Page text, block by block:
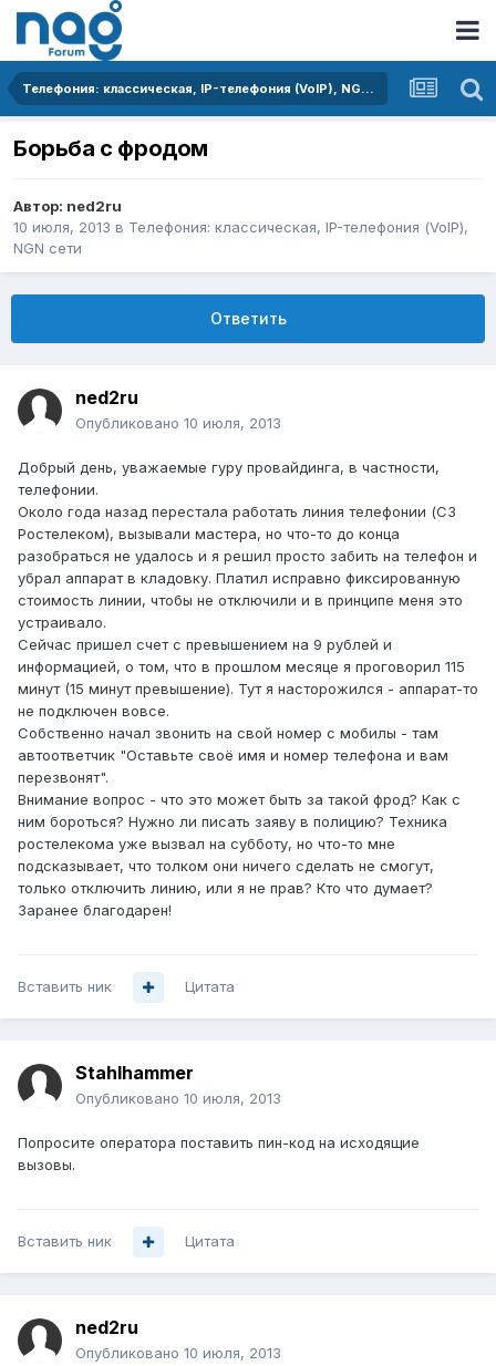
Телефония: классическая, IP-телефония (VoIP), NGN сети
Борьба с фродом
Автор: ned2ru
10 июля, 2013 в Телефония: классическая, IP-телефония (VoIP),
NGN сети
Ответить
ned2ru
Опубликовано 10 июля, 2013
Добрый день, уважаемые гуру провайдинга, в частности,
телефонии.
Около года назад перестала работать линия телефонии (СЗ
Ростелеком), вызывали мастера, но что-то до конца
разобраться не удалось и я решил просто забить на телефон и
убрал аппарат в кладовку. Платил исправно фиксированную
стоимость линии, чтобы не отключили и в принципе меня это
устраивало.
Сейчас пришел счет с превышением на 9 рублей и
информацией, о том, что в прошлом месяце я проговорил 115
минут (15 минут превышение). Тут я насторожился - аппарат-то
не подключен вовсе.
Собственно начал звонить на свой номер с мобилы - там
автоответчик "Оставьте своё имя и номер телефона и вам
перезвонят".
Внимание вопрос - что это может быть за такой фрод? Как с
ним бороться? Нужно ли писать заяву в полицию? Техника
ростелекома уже вызвал на субботу, но что-то мне
подсказывает, что толком они ничего сделать не смогут,
только отключить линию, или я не прав? Кто что думает?
Заранее благодарен!
Вставить ник Цитата
Stahlhammer
Опубликовано 10 июля, 2013
Попросите оператора поставить пин-код на исходящие
вызовы.
Вставить ник Цитата
ned2ru
Опубликовано 10 июля, 2013